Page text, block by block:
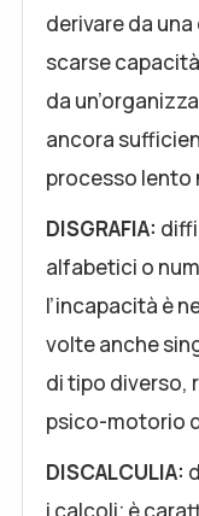
derivare da
scarse
da
ancora
processo lento
DISGRAFIA:
alfabetici o
l’incapacità è
volte anche
di tipo diverso,
psico-motorio
DISCALCULIA:
i calcoli; è